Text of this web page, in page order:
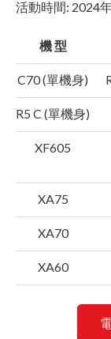
活動時間: 2024
機 型
C70 (單機身)
R5 C (單機身)
XF605
XA75
XA70
XA60